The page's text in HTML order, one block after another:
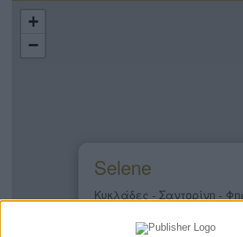
Selene
Κυκλάδες - Σαντορίνη -
+
−